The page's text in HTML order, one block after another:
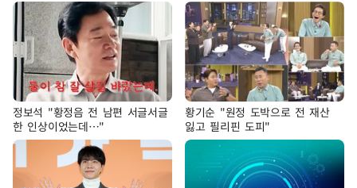
정보석 "황정음 전 남편 서글서글
한 인상이었는데…"
황기순 "원정 도박으로 전 재산
잃고 필리핀 도피"